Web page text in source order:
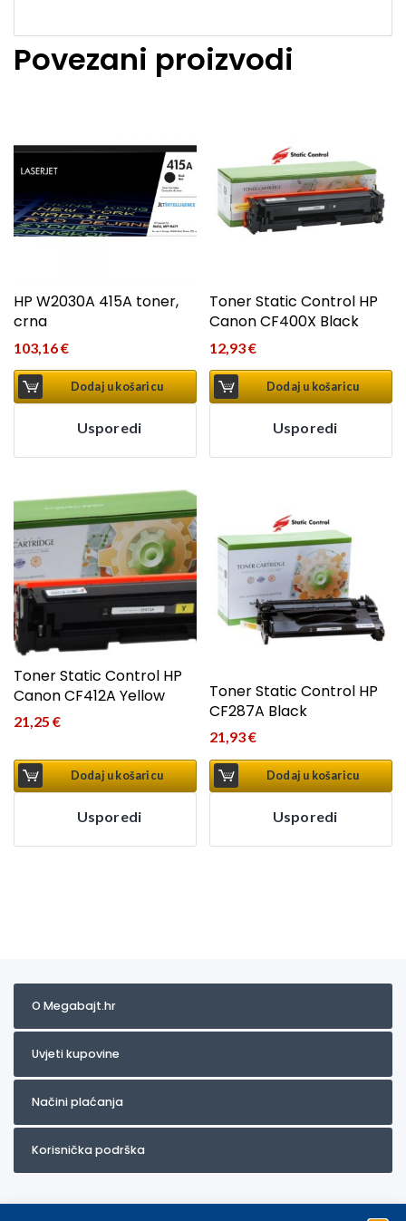
Povezani proizvodi
HP W2030A 415A toner,
crna
103,16€
Dodaj u košaricu
Usporedi
Toner Static Control HP
Canon CF400X Black
12,93€
Dodaj u košaricu
Usporedi
Toner Static Control HP
Canon CF412A Yellow
21,25 €
Dodaj u košaricu
Usporedi
Toner Static Control HP
CF287A Black
21,93€
Dodaj u košaricu
Usporedi
O Megabajt.hr
Uvjeti kupovine
Načini plaćanja
Korisnička podrška